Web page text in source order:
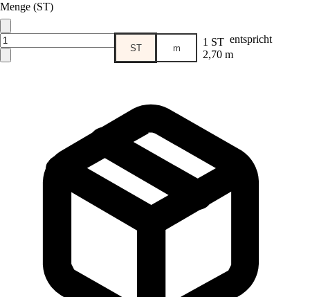
Menge (ST)
ST m 1 ST entspricht
2,70 m